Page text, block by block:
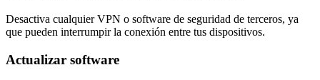
Desactiva cualquier VPN o software de seguridad de terceros, ya
que pueden interrumpir la conexión entre tus dispositivos.
Actualizar software